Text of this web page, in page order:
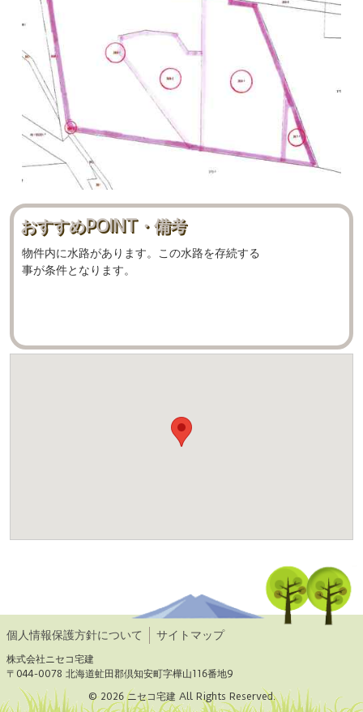
おすすめPOINT・備考
物件内に水路があります。この水路を存続する
事が条件となります。
個人情報保護方針について サイトマップ
株式会社ニセコ宅建
〒044-0078 北海道虻田郡倶知安町字樺山116番地9
© 2026 ニセコ宅建 All Rights Reserved.